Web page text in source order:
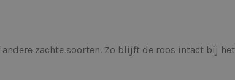
zachte soorten. Zo blijft de roos intact bij